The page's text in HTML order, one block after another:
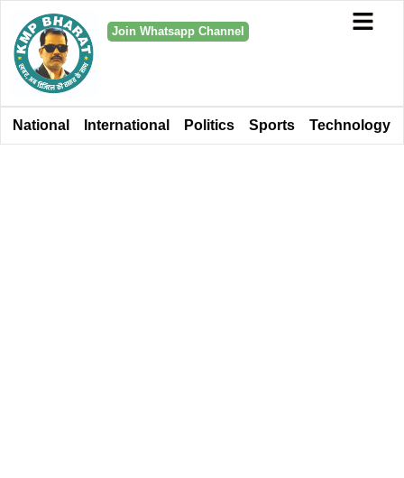
Join Whatsapp Channel
National International Politics Sports Technology